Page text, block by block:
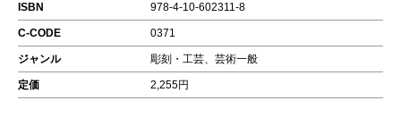
ISBN 978-4-10-602311-8
C-CODE 0371
ジャンル 彫刻・工芸、芸術一般
定価 2,255円